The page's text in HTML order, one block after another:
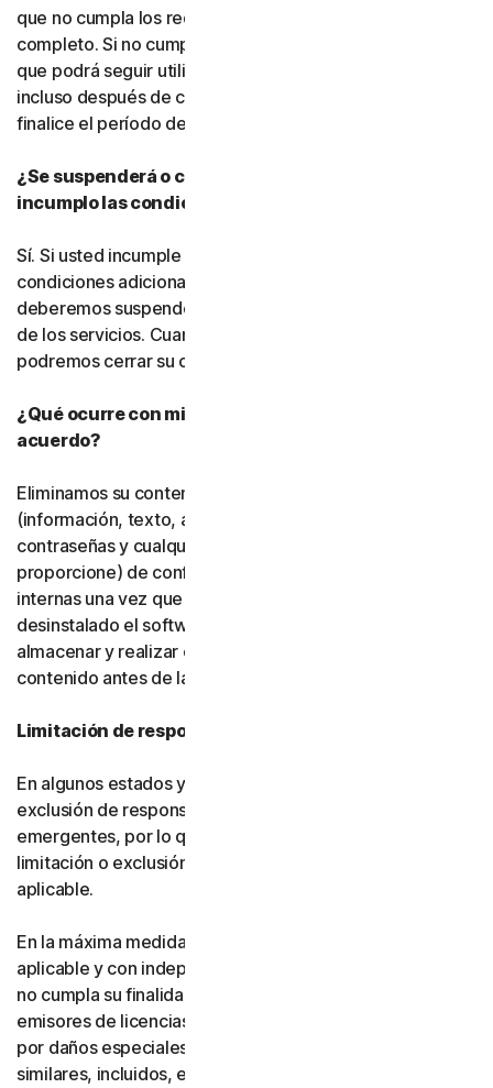
que no cumpla los requisitos para recibir un reembolso
completo. Si no cumple los requisitos, la buena noticia es
que podrá seguir utilizando el software y los servicios
incluso después de cancelar la suscripción, hasta que
finalice el período de suscripción de pago.
¿Se suspenderá o cancelará mi suscripción si
incumplo las condiciones de este acuerdo?
Sí. Si usted incumple este acuerdo o cualquiera de las
condiciones adicionales que resulten aplicables,
deberemos suspender o finalizar su uso del software o
de los servicios. Cuando finalicemos dicho uso, también
podremos cerrar su cuenta.
¿Qué ocurre con mis datos una vez que finaliza este
acuerdo?
Eliminamos su contenido almacenado o respaldado
(información, texto, archivos, vínculos, imágenes,
contraseñas y cualquier otro material que nos
proporcione) de conformidad con nuestras políticas
internas una vez que usted haya eliminado o
desinstalado el software. Usted es responsable de
almacenar y realizar copias de seguridad de su
contenido antes de la terminación.
Limitación de responsabilidad
En algunos estados y países no se permite la limitación o
exclusión de responsabilidad por daños fortuitos o
emergentes, por lo que es posible que, en su caso, la
limitación o exclusión establecida a continuación no sea
aplicable.
En la máxima medida permitida por la legislación
aplicable y con independencia de que cualquier recurso
no cumpla su finalidad esencial, ni Gen ni nuestros
emisores de licencias serán responsables frente a usted
por daños especiales, consecuentes, indirectos o
similares, incluidos, entre otros, la pérdida de beneficios,